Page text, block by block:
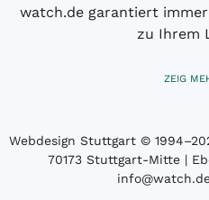
watch.de garantiert
zu Ihrem
ZEIG
Webdesign Stuttgart ©
70173 Stuttgart-Mitte |